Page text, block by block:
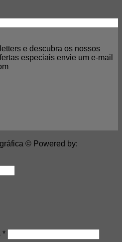
e descubra os nossos
especiais envie um e-mail
© Powered by:
*Required